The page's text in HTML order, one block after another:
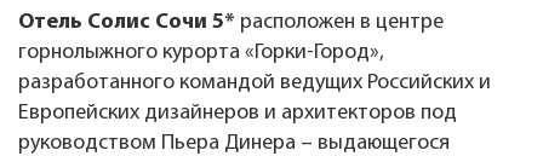
Отель Солис Сочи 5* расположен в центре
горнолыжного курорта «Горки-Город»,
разработанного командой ведущих Российских и
Европейских дизайнеров и архитекторов под
руководством Пьера Динера – выдающегося